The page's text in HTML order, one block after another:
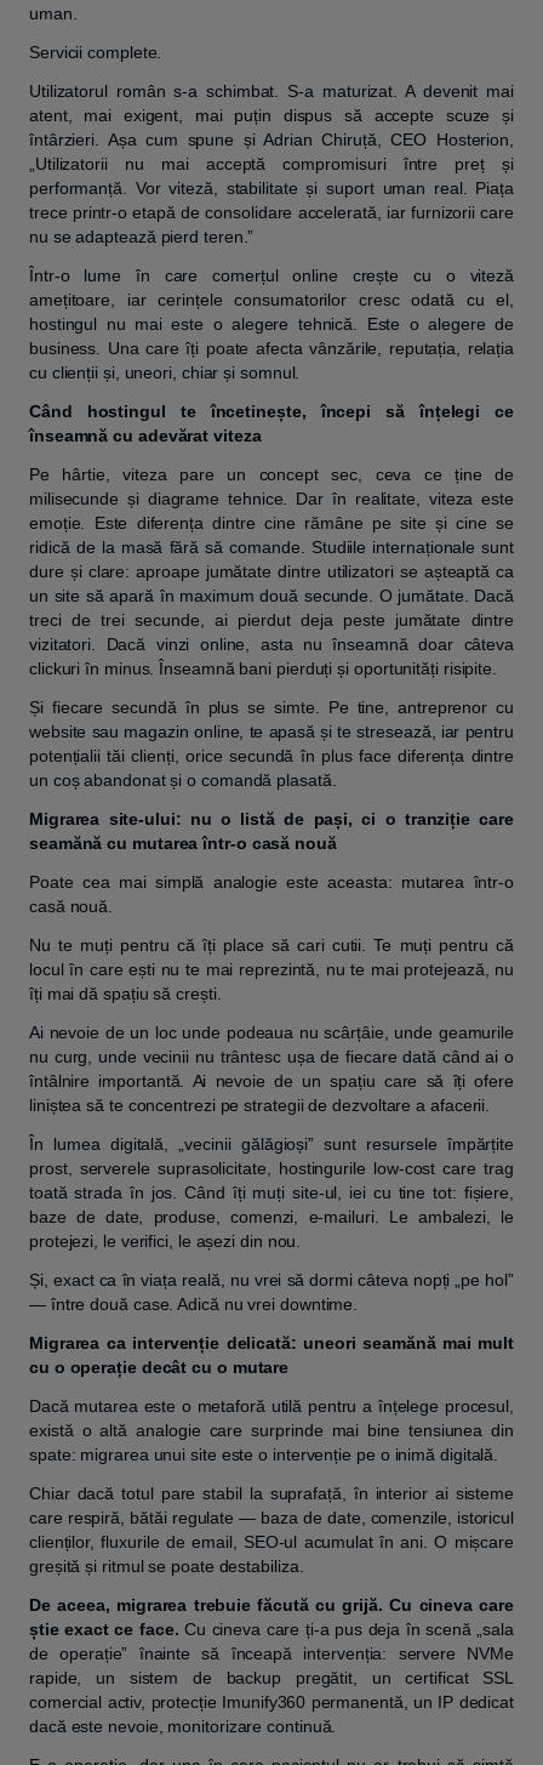
uman.
Servicii complete.
Utilizatorul român s-a schimbat. S-a maturizat. A devenit mai
atent, mai exigent, mai puțin dispus să accepte scuze și
întârzieri. Așa cum spune și Adrian Chiruță, CEO Hosterion,
„Utilizatorii nu mai acceptă compromisuri între preț și
performanță. Vor viteză, stabilitate și suport uman real. Piața
trece printr-o etapă de consolidare accelerată, iar furnizorii care
nu se adaptează pierd teren.”
Într-o lume în care comerțul online crește cu o viteză
amețitoare, iar cerințele consumatorilor cresc odată cu el,
hostingul nu mai este o alegere tehnică. Este o alegere de
business. Una care îți poate afecta vânzările, reputația, relația
cu clienții și, uneori, chiar și somnul.
Când hostingul te încetinește, începi să înțelegi ce
înseamnă cu adevărat viteza
Pe hârtie, viteza pare un concept sec, ceva ce ține de
milisecunde și diagrame tehnice. Dar în realitate, viteza este
emoție. Este diferența dintre cine rămâne pe site și cine se
ridică de la masă fără să comande. Studiile internaționale sunt
dure și clare: aproape jumătate dintre utilizatori se așteaptă ca
un site să apară în maximum două secunde. O jumătate. Dacă
treci de trei secunde, ai pierdut deja peste jumătate dintre
vizitatori. Dacă vinzi online, asta nu înseamnă doar câteva
clickuri în minus. Înseamnă bani pierduți și oportunități risipite.
Și fiecare secundă în plus se simte. Pe tine, antreprenor cu
website sau magazin online, te apasă și te stresează, iar pentru
potențialii tăi clienți, orice secundă în plus face diferența dintre
un coș abandonat și o comandă plasată.
Migrarea site-ului: nu o listă de pași, ci o tranziție care
seamănă cu mutarea într-o casă nouă
Poate cea mai simplă analogie este aceasta: mutarea într-o
casă nouă.
Nu te muți pentru că îți place să cari cutii. Te muți pentru că
locul în care ești nu te mai reprezintă, nu te mai protejează, nu
îți mai dă spațiu să crești.
Ai nevoie de un loc unde podeaua nu scârțâie, unde geamurile
nu curg, unde vecinii nu trântesc ușa de fiecare dată când ai o
întâlnire importantă. Ai nevoie de un spațiu care să îți ofere
liniștea să te concentrezi pe strategii de dezvoltare a afacerii.
În lumea digitală, „vecinii gălăgioși” sunt resursele împărțite
prost, serverele suprasolicitate, hostingurile low-cost care trag
toată strada în jos. Când îți muți site-ul, iei cu tine tot: fișiere,
baze de date, produse, comenzi, e-mailuri. Le ambalezi, le
protejezi, le verifici, le așezi din nou.
Și, exact ca în viața reală, nu vrei să dormi câteva nopți „pe hol”
— între două case. Adică nu vrei downtime.
Migrarea ca intervenție delicată: uneori seamănă mai mult
cu o operație decât cu o mutare
Dacă mutarea este o metaforă utilă pentru a înțelege procesul,
există o altă analogie care surprinde mai bine tensiunea din
spate: migrarea unui site este o intervenție pe o inimă digitală.
Chiar dacă totul pare stabil la suprafață, în interior ai sisteme
care respiră, bătăi regulate — baza de date, comenzile, istoricul
clienților, fluxurile de email, SEO-ul acumulat în ani. O mișcare
greșită și ritmul se poate destabiliza.
De aceea, migrarea trebuie făcută cu grijă. Cu cineva care
știe exact ce face. Cu cineva care ți-a pus deja în scenă „sala
de operație” înainte să înceapă intervenția: servere NVMe
rapide, un sistem de backup pregătit, un certificat SSL
comercial activ, protecție Imunify360 permanentă, un IP dedicat
dacă este nevoie, monitorizare continuă.